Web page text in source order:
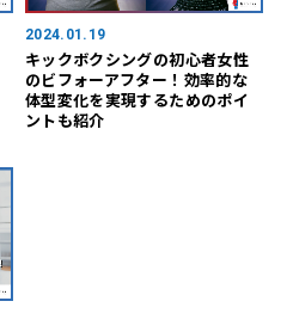
2024.01.19
キックボクシングの初心者女性
のビフォーアフター！効率的な
体型変化を実現するためのポイ
ントも紹介